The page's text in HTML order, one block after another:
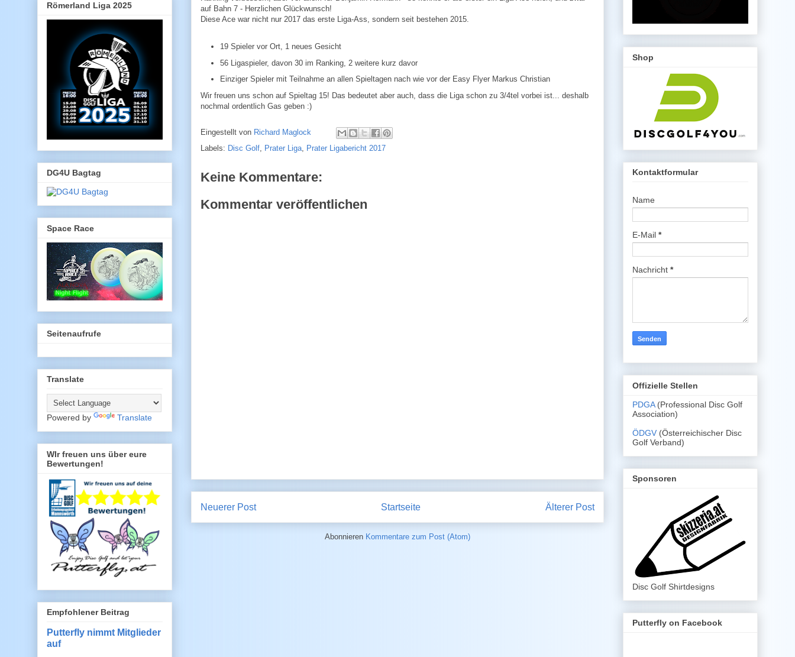
auf Bahn 7 - Herzlichen Glückwunsch!
Diese Ace war nicht nur 2017 das erste Liga-Ass, sondern seit bestehen 2015.
19 Spieler vor Ort, 1 neues Gesicht
56 Ligaspieler, davon 30 im Ranking, 2 weitere kurz davor
Einziger Spieler mit Teilnahme an allen Spieltagen nach wie vor der Easy Flyer Markus Christian
Wir freuen uns schon auf Spieltag 15! Das bedeutet aber auch, dass die Liga schon zu 3/4tel vorbei ist... deshalb
nochmal ordentlich Gas geben :)
Eingestellt von Richard Maglock
Labels: Disc Golf, Prater Liga, Prater Ligabericht 2017
Keine Kommentare:
Kommentar veröffentlichen
Neuerer Post Älterer Post
Startseite
Abonnieren Kommentare zum Post (Atom)
Römerland Liga 2025
DG4U Bagtag
Space Race
Seitenaufrufe
Translate
Powered by Translate
WIr freuen uns über eure
Bewertungen!
Empfohlener Beitrag
Putterfly nimmt Mitglieder
auf
Shop
Kontaktformular
Name
E-Mail *
Nachricht *
Offizielle Stellen
PDGA (Professional Disc Golf
Association)
ÖDGV (Österreichischer Disc
Golf Verband)
Sponsoren
Disc Golf Shirtdesigns
Putterfly on Facebook